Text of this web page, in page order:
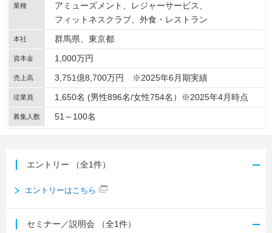
業種 アミューズメント
レジャーサービス
フィットネスクラブ
外食・レストラン
本社 群馬県、東京都
資本金 1,000万円
売上高 3,751億8,700万円 ※2025年6月期実績
従業員 1,650名 (男性896名/女性754名）※2025年4月時点
募集人数 51～100名
エントリー （全1件）
エントリーはこちら
セミナー／説明会 （全1件）